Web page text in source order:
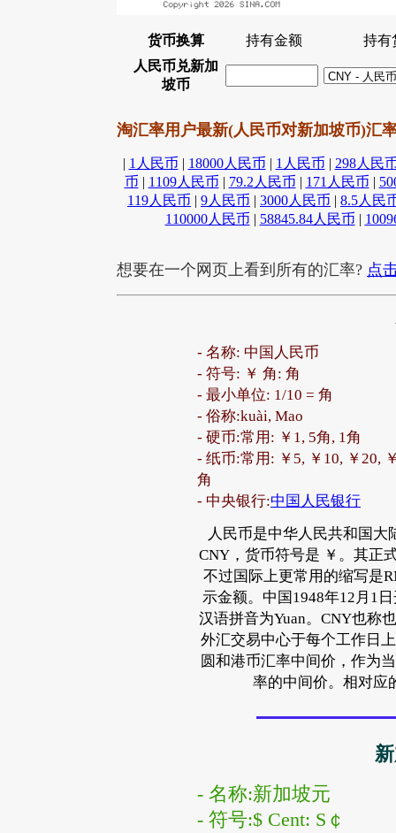
货币换算 持有金额
持有
人民币兑新加
坡币
淘汇率用户最新(人民币对新加坡币)汇
| 1人民币 | 18000人民币 | 1人民币 | 298人民
币 | 1109人民币 | 79.2人民币 | 171人民币 |
119人民币 | 9人民币 | 3000人民币 | 8.5人民
110000人民币 | 58845.84人民币 |
想要在一个网页上看到所有的汇率? 点
- 名称: 中国人民币
- 符号: ￥ 角: 角
- 最小单位: 1/10 = 角
- 俗称:kuài, Mao
- 硬币:常用: ￥1, 5角, 1角
- 纸币:常用: ￥5, ￥10, ￥20,
角
- 中央银行:中国人民银行
人民币是中华人民共和国
CNY，货币符号是 ￥。其正
不过国际上更常用的缩写是
示金额。中国1948年12月1
汉语拼音为Yuan。CNY也称
外汇交易中心于每个工作日
圆和港币汇率中间价，作为
率的中间价。相对应
- 名称:新加坡元
- 符号:$ Cent: S￠